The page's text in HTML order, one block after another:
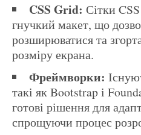
CSS Grid: Сітки
гнучкий макет, що
розширюватися та
розміру екрана.
Фреймворки:
такі як Bootstrap і
готові рішення для
спрощуючи процес